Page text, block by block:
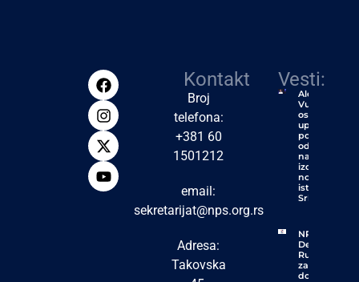
Kontakt
Broj
telefona:
+381 60
1501212
email:
sekretarijat@nps.org.rs
Adresa:
Takovska
Vesti:
Aleksić:
Vučić će
ostati
upamćen
po jednoj
od
najvećih
izdaja u
novijoj
istoriji
Srbije
NPS
Despotovac:
Rudari
zaslužuju